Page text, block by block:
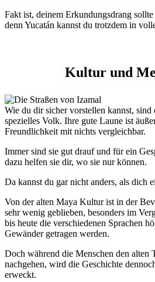
Fakt ist, deinem Erkundungsdrang
denn Yucatán kannst du trotzdem in
Kultur und
Wie du dir sicher vorstellen kannst,
spezielles Volk. Ihre gute Laune ist
Freundlichkeit mit nichts vergleichbar.
Immer sind sie gut drauf und für ein
dazu helfen sie dir, wo sie nur können.
Da kannst du gar nicht anders, als dich
Von der alten Maya Kultur ist in der
sehr wenig geblieben, besonders im
bis heute die verschiedenen Sprachen
Gewänder getragen werden.
Doch während die Menschen den alten
nachgehen, wird die Geschichte
erweckt.